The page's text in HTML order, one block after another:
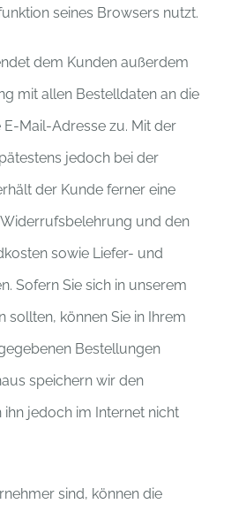
seines Browsers nutzt.
dem Kunden außerdem
mit allen Bestelldaten an die
Mail-Adresse zu. Mit der
jedoch bei der
der Kunde ferner eine
und den
sowie Liefer- und
Sofern Sie sich in unserem
sollten, können Sie in Ihrem
Bestellungen
speichern wir den
jedoch im Internet nicht
sind, können die